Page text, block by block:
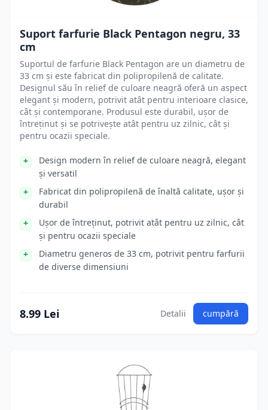
Suport farfurie Black Pentagon negru, 33
cm
Suportul de farfurie Black Pentagon are un diametru de
33 cm și este fabricat din polipropilenă de calitate.
Designul său în relief de culoare neagră oferă un aspect
elegant și modern, potrivit atât pentru interioare clasice,
cât și contemporane. Produsul este durabil, ușor de
întreținut și se potrivește atât pentru uz zilnic, cât și
pentru ocazii speciale.
Design modern în relief de culoare neagră, elegant
și versatil
Fabricat din polipropilenă de înaltă calitate, ușor și
durabil
Ușor de întreținut, potrivit atât pentru uz zilnic, cât
și pentru ocazii speciale
Diametru generos de 33 cm, potrivit pentru farfurii
de diverse dimensiuni
8.99 Lei Detalii cumpără